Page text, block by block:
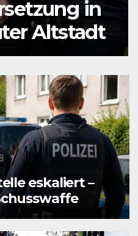
durch
eskaliert –